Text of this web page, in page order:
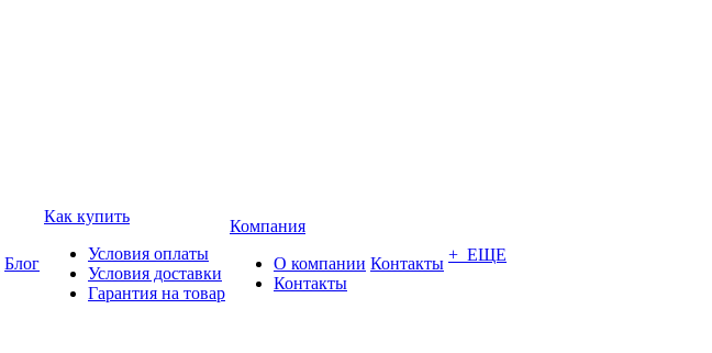
Блог
Как купить
Условия оплаты
Условия доставки
Гарантия на товар
Компания
О компании
Контакты
Контакты + ЕЩЕ